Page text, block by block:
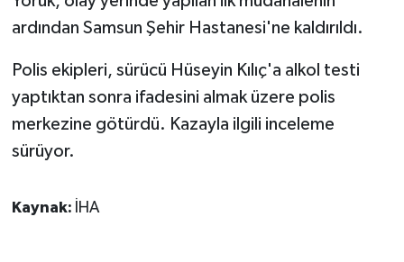
ardından Samsun Şehir Hastanesi'ne kaldırıldı.
Polis ekipleri, sürücü Hüseyin Kılıç'a alkol testi
yaptıktan sonra ifadesini almak üzere polis
merkezine götürdü. Kazayla ilgili inceleme
sürüyor.
Kaynak: İHA
SİYASET
SPOR HABERLERİ
TEKNOLOJİ